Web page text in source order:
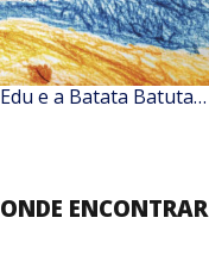
Edu e a Batata Batuta…
ONDE ENCONTRAR